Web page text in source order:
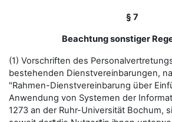
§ 7
Beachtung sonstiger
(1) Vorschriften des
bestehenden Dienstvereinbarungen,
"Rahmen-Dienstvereinbarung über
Anwendung von Systemen der
1273 an der Ruhr-Universität Bochum,